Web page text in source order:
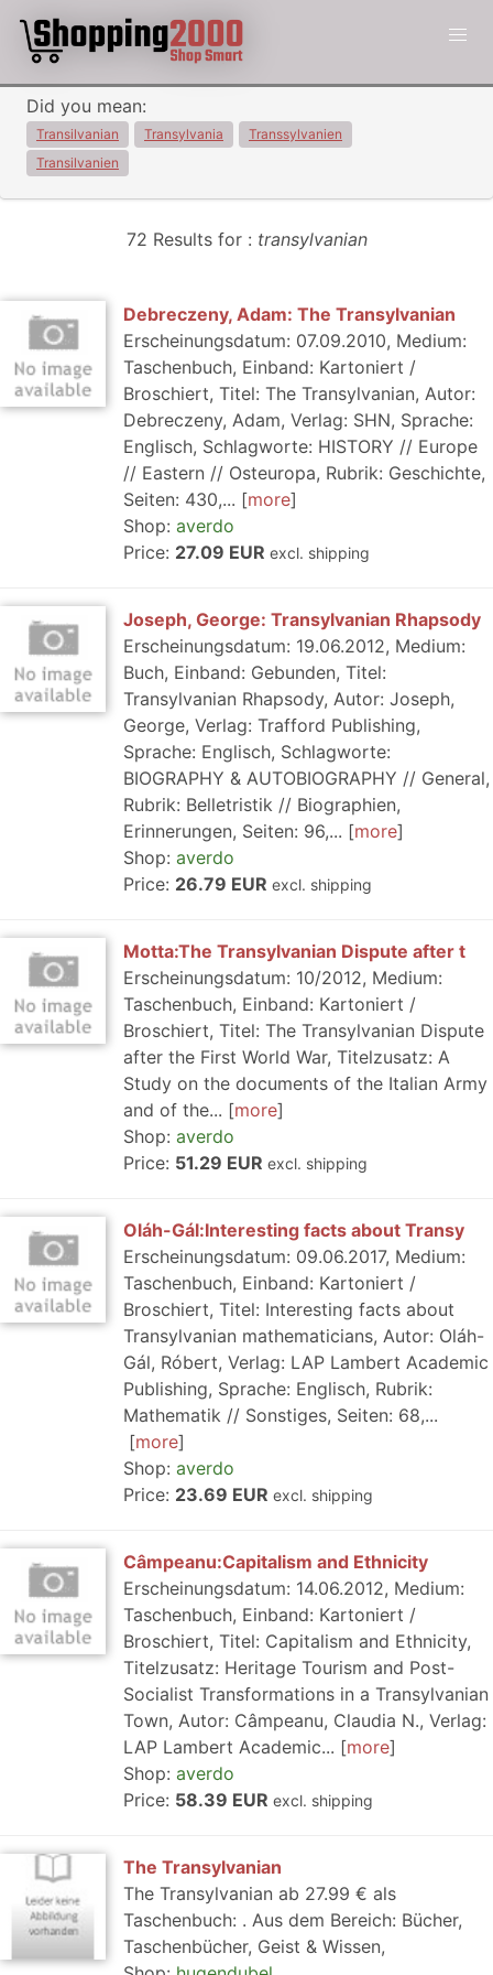
Did you mean:
Transilvanian Transylvania
Transsylvanien
Transilvanien
72 Results for : transylvanian
Debreczeny, Adam: The Transylvanian
Erscheinungsdatum: 07.09.2010, Medium:
Taschenbuch, Einband: Kartoniert /
Broschiert, Titel: The Transylvanian, Autor:
Debreczeny, Adam, Verlag: SHN, Sprache:
Englisch, Schlagworte: HISTORY // Europe
// Eastern // Osteuropa, Rubrik: Geschichte,
Seiten: 430,...
more
Shop: averdo
Price: 27.09 EUR excl. shipping
Joseph, George: Transylvanian Rhapsody
Erscheinungsdatum: 19.06.2012, Medium:
Buch, Einband: Gebunden, Titel:
Transylvanian Rhapsody, Autor: Joseph,
George, Verlag: Trafford Publishing,
Sprache: Englisch, Schlagworte:
BIOGRAPHY & AUTOBIOGRAPHY // General,
Rubrik: Belletristik // Biographien,
Erinnerungen, Seiten: 96,...
more
Shop: averdo
Price: 26.79 EUR excl. shipping
Motta:The Transylvanian Dispute after t
Erscheinungsdatum: 10/2012, Medium:
Taschenbuch, Einband: Kartoniert /
Broschiert, Titel: The Transylvanian Dispute
after the First World War, Titelzusatz: A
Study on the documents of the Italian Army
and of the...
more
Shop: averdo
Price: 51.29 EUR excl. shipping
Oláh-Gál:Interesting facts about Transy
Erscheinungsdatum: 09.06.2017, Medium:
Taschenbuch, Einband: Kartoniert /
Broschiert, Titel: Interesting facts about
Transylvanian mathematicians, Autor: Oláh-
Gál, Róbert, Verlag: LAP Lambert Academic
Publishing, Sprache: Englisch, Rubrik:
Mathematik // Sonstiges, Seiten: 68,...
more
Shop: averdo
Price: 23.69 EUR excl. shipping
Câmpeanu:Capitalism and Ethnicity
Erscheinungsdatum: 14.06.2012, Medium:
Taschenbuch, Einband: Kartoniert /
Broschiert, Titel: Capitalism and Ethnicity,
Titelzusatz: Heritage Tourism and Post-
Socialist Transformations in a Transylvanian
Town, Autor: Câmpeanu, Claudia N., Verlag:
LAP Lambert Academic...
more
Shop: averdo
Price: 58.39 EUR excl. shipping
The Transylvanian
The Transylvanian ab 27.99 € als
Taschenbuch: . Aus dem Bereich: Bücher,
Taschenbücher, Geist & Wissen,